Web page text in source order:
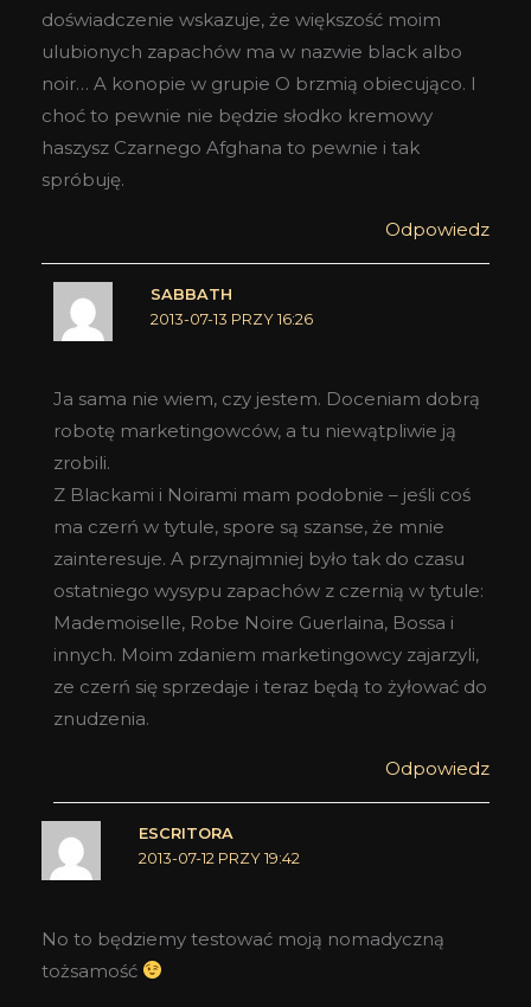
doświadczenie wskazuje, że większość moim
ulubionych zapachów ma w nazwie black albo
noir… A konopie w grupie O brzmią obiecująco. I
choć to pewnie nie będzie słodko kremowy
haszysz Czarnego Afghana to pewnie i tak
spróbuję.
Odpowiedz
SABBATH
2013-07-13 PRZY 16:26
Ja sama nie wiem, czy jestem. Doceniam dobrą
robotę marketingowców, a tu niewątpliwie ją
zrobili.
Z Blackami i Noirami mam podobnie – jeśli coś
ma czerń w tytule, spore są szanse, że mnie
zainteresuje. A przynajmniej było tak do czasu
ostatniego wysypu zapachów z czernią w tytule:
Mademoiselle, Robe Noire Guerlaina, Bossa i
innych. Moim zdaniem marketingowcy zajarzyli,
ze czerń się sprzedaje i teraz będą to żyłować do
znudzenia.
Odpowiedz
ESCRITORA
2013-07-12 PRZY 19:42
No to będziemy testować moją nomadyczną
tożsamość